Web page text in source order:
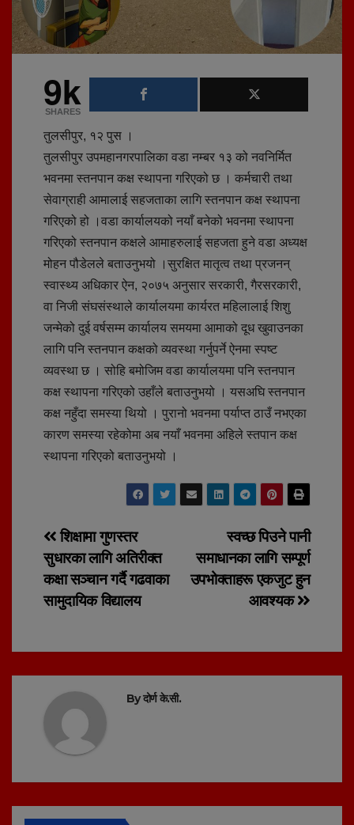
9k
SHARES
तुलसीपुर, १२ पुस ।
तुलसीपुर उपमहानगरपालिका वडा नम्बर १३ को नवनिर्मित
भवनमा स्तनपान कक्ष स्थापना गरिएको छ । कर्मचारी तथा
सेवाग्राही आमालाई सहजताका लागि स्तनपान कक्ष स्थापना
गरिएको हो ।वडा कार्यालयको नयाँ बनेको भवनमा स्थापना
गरिएको स्तनपान कक्षले आमाहरुलाई सहजता हुने वडा अध्यक्ष
मोहन पौडेलले बताउनुभयो ।सुरक्षित मातृत्व तथा प्रजनन्
स्वास्थ्य अधिकार ऐन, २०७५ अनुसार सरकारी, गैरसरकारी,
वा निजी संघसंस्थाले कार्यालयमा कार्यरत महिलालाई शिशु
जन्मेको दुई वर्षसम्म कार्यालय समयमा आमाको दूध खुवाउनका
लागि पनि स्तनपान कक्षको व्यवस्था गर्नुपर्ने ऐनमा स्पष्ट
व्यवस्था छ । सोहि बमोजिम वडा कार्यालयमा पनि स्तनपान
कक्ष स्थापना गरिएको उहाँले बताउनुभयो । यसअघि स्तनपान
कक्ष नहुँदा समस्या थियो । पुरानो भवनमा पर्याप्त ठाउँ नभएका
कारण समस्या रहेकोमा अब नयाँ भवनमा अहिले स्तपान कक्ष
स्थापना गरिएको बताउनुभयो ।
Post
navigation
स्वच्छ पिउने पानी
समाधानका लागि सम्पूर्ण
उपभोक्ताहरू एकजुट हुन
आवश्यक
शिक्षामा गुणस्तर
सुधारका लागि अतिरीक्त
कक्षा सञ्चान गर्दै गढवाका
सामुदायिक विद्यालय
Byदोर्ण के.सी.